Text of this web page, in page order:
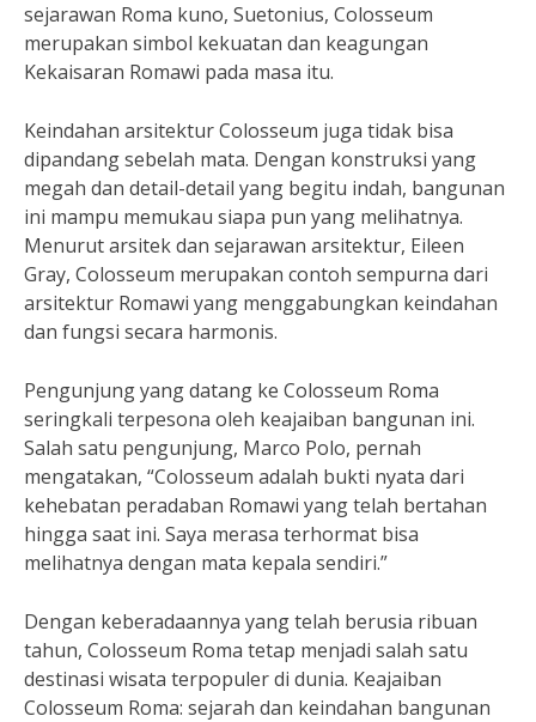
sejarawan Roma kuno, Suetonius, Colosseum
merupakan simbol kekuatan dan keagungan
Kekaisaran Romawi pada masa itu.
Keindahan arsitektur Colosseum juga tidak bisa
dipandang sebelah mata. Dengan konstruksi yang
megah dan detail-detail yang begitu indah, bangunan
ini mampu memukau siapa pun yang melihatnya.
Menurut arsitek dan sejarawan arsitektur, Eileen
Gray, Colosseum merupakan contoh sempurna dari
arsitektur Romawi yang menggabungkan keindahan
dan fungsi secara harmonis.
Pengunjung yang datang ke Colosseum Roma
seringkali terpesona oleh keajaiban bangunan ini.
Salah satu pengunjung, Marco Polo, pernah
mengatakan, “Colosseum adalah bukti nyata dari
kehebatan peradaban Romawi yang telah bertahan
hingga saat ini. Saya merasa terhormat bisa
melihatnya dengan mata kepala sendiri.”
Dengan keberadaannya yang telah berusia ribuan
tahun, Colosseum Roma tetap menjadi salah satu
destinasi wisata terpopuler di dunia. Keajaiban
Colosseum Roma: sejarah dan keindahan bangunan